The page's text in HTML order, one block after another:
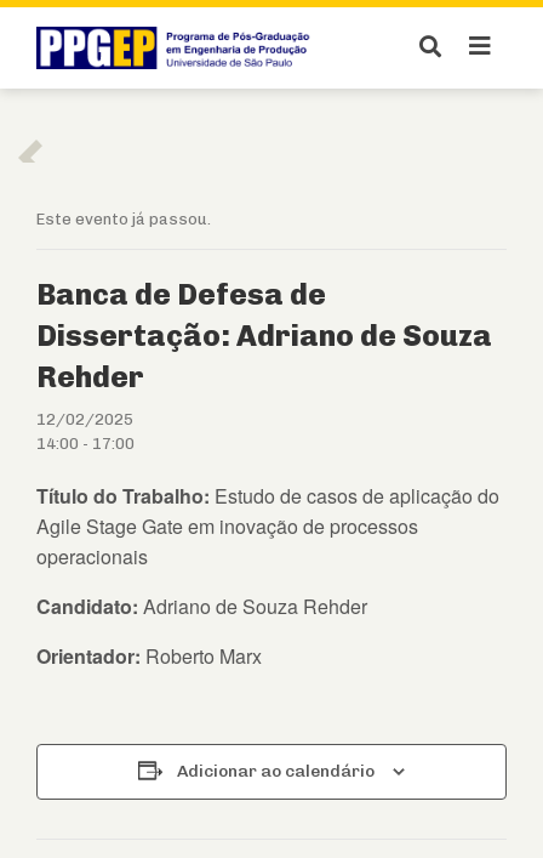
Este evento já passou.
Banca de Defesa de
Dissertação: Adriano de Souza
Rehder
12/02/2025
14:00 - 17:00
Título do Trabalho: Estudo de casos de aplicação do
Agile Stage Gate em inovação de processos
operacionais
Candidato: Adriano de Souza Rehder
Orientador: Roberto Marx
Adicionar ao calendário